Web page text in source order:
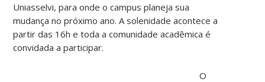
Uniasselvi, para onde o campus planeja sua
mudança no próximo ano. A solenidade acontece a
partir das 16h e toda a comunidade acadêmica é
convidada a participar.
O